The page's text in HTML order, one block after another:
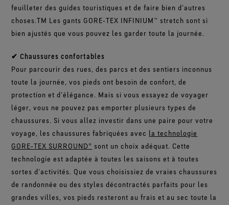
feuilleter des guides touristiques et de faire bien d’autres
choses.TM Les gants GORE‑TEX INFINIUM™ stretch sont si
bien ajustés que vous pouvez les garder toute la journée.
✔ Chaussures confortables
Pour parcourir des rues, des parcs et des sentiers inconnus
toute la journée, vos pieds ont besoin de confort, de
protection et d’élégance. Mais si vous essayez de voyager
léger, vous ne pouvez pas emporter plusieurs types de
chaussures. Si vous allez investir dans une paire pour votre
voyage, les chaussures fabriquées avec la technologie
GORE‑TEX SURROUND® sont un choix adéquat. Cette
technologie est adaptée à toutes les saisons et à toutes
sortes d’activités. Que vous choisissiez de vraies chaussures
de randonnée ou des styles décontractés parfaits pour les
grandes villes, vos pieds resteront au frais et au sec toute la